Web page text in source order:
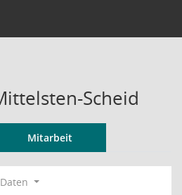
Scheid
Mitarbeit